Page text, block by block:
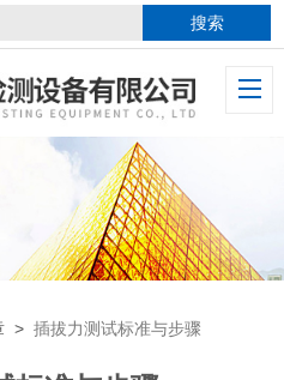
>插拔力测试标准与步骤